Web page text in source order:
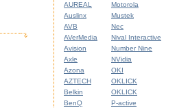
AUREAL
Auslinx
AVB
AVerMedia
Avision
Axle
Azona
AZTECH
Belkin
BenQ
Motorola
Mustek
Nec
Nival Interactive
Number Nine
NVidia
OKI
OKLICK
OKLICK
P-active